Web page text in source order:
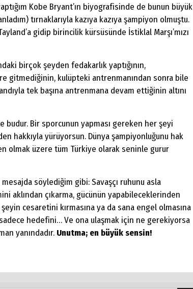
Kobe Bryant’ın biyografisinde de bunun büyük
tırnaklarıyla kazıya kazıya şampiyon olmuştu.
gidip birincilik kürsüsünde İstiklal Marşı’mızı
birçok şeyden fedakarlık yaptığının,
gitmediğinin, kulüpteki antrenmanından sonra bile
tek başına antrenmana devam ettiğinin altını
budur. Bir sporcunun yapması gereken her şeyi
hakkıyla yürüyorsun. Dünya şampiyonluğunu hak
olmak üzere tüm Türkiye olarak seninle gurur
söylediğim gibi: Savaşçı ruhunu asla
aklından çıkarma, gücünün yapabileceklerinden
cesaretini kırmasına ya da sana engel olmasına
hedefini… Ve ona ulaşmak için ne gerekiyorsa
yanındadır. Unutma; en büyük sensin!